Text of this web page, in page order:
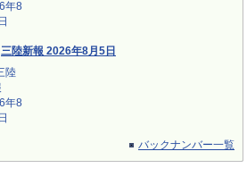
三陸新報 2026年8月5日
バックナンバー一覧